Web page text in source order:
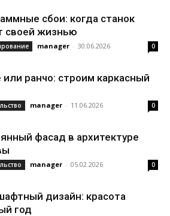
сбои: когда станок
своей жизнью
manager - 30.06.2026 0
или ранчо: строим каркасный
manager - 11.06.2026 0
фасад в архитектуре
manager - 05.02.2026 0
дизайн: красота
год